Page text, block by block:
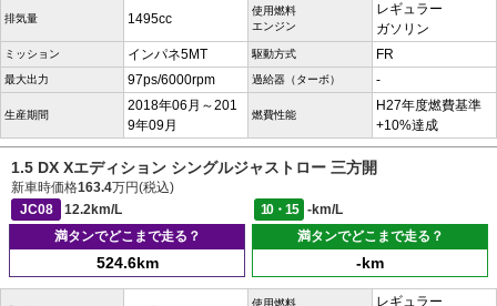
排気量 1495cc
使用燃料
エンジン
レギュラー
ガソリン
ミッション インパネ5MT 駆動方式 FR
最大出力 97ps/6000rpm 過給器（ターボ） -
生産期間
2018年06月～201
9年09月
燃費性能
H27年度燃費基準
+10%達成
1.5 DX Xエディション シングルジャストロー 三方開
新車時価格163.4万円(税込)
JC08
12.2km/L 10・15
-km/L
満タンでどこまで走る？
524.6km
満タンでどこまで走る？
-km
使用燃料
レギュラー